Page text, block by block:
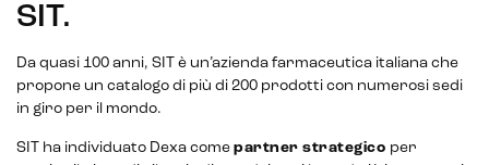
SIT.
Da quasi 100 anni, SIT è un’azienda farmaceutica italiana che
propone un catalogo di più di 200 prodotti con numerosi sedi
in giro per il mondo.
SIT ha individuato Dexa come partner strategico per